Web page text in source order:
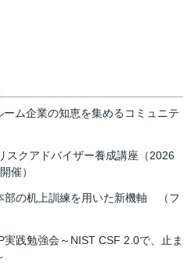
ム企業の知恵を集めるコミュニテ
スクアドバイザー養成講座（2026
催）
部の机上訓練を用いた新機軸 （フ
践勉強会～NIST CSF 2.0で、止ま